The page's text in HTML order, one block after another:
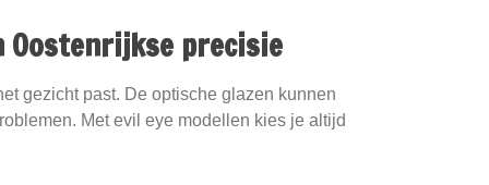
precisie
gezicht past. De optische glazen kunnen
Met evil eye modellen kies je altijd